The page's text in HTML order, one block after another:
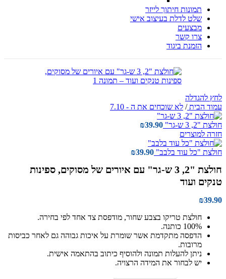
תמונות חיתוך לייזר
שלט לדלת בעיצוב אישי
מבצעים
צרו קשר
הזמנת ביגוד
לחץ להגדלה
עמוד הבית/ לא שוכחים את ה - 7.10
חולצת "2, 3 ש-גר" ₪39.90
חזרה למוצרים
חולצת "כל עוד בלבב" ₪39.90
חולצת "2, 3 ש-גר" עם איורים של מסוקים, ספינות
טנקים ועוד
₪39.90
חולצת טריקו בצבע שחור, מודפסת צד אחד לפי בחירה.
100% כותנה.
הדפסה מתקדמת אשר שומרת על איכות גבוהה גם לאחר כביסות
מרובות.
ניתן להעלות תמונה ולהוסיף כיתוב בהתאמה אישית.
יש לבחור את המידה הרצויה.